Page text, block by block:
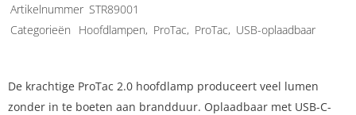
Artikelnummer STR89001
Categorieën
Hoofdlampen, ProTac, ProTac, USB-oplaadbaar
De krachtige ProTac 2.0 hoofdlamp produceert veel lumen
zonder in te boeten aan brandduur. Oplaadbaar met USB-C-